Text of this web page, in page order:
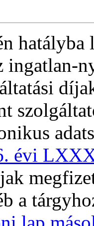
ingatlan-
évi
a